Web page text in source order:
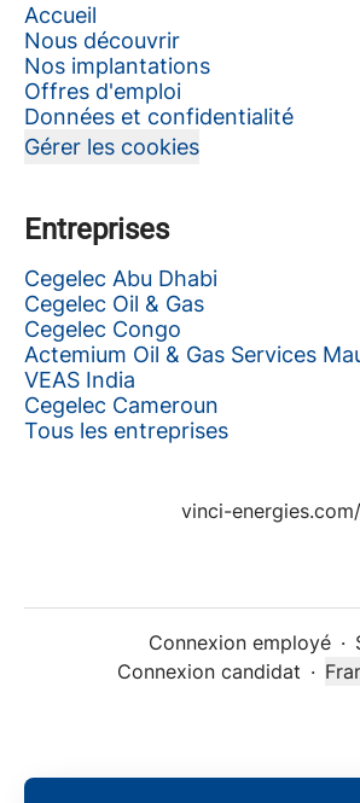
Accueil
Nous découvrir
Nos implantations
Offres d'emploi
Données et confidentialité
Gérer les cookies
Entreprises
Cegelec Abu Dhabi
Cegelec Oil & Gas
Cegelec Congo
Actemium Oil & Gas Services
VEAS India
Cegelec Cameroun
Tous les entreprises
vinci-energies.com/
Connexion employé ·
Connexion candidat ·